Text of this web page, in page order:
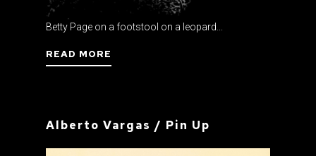
Betty Page on a footstool on a leopard...
READ MORE
Alberto Vargas / Pin Up